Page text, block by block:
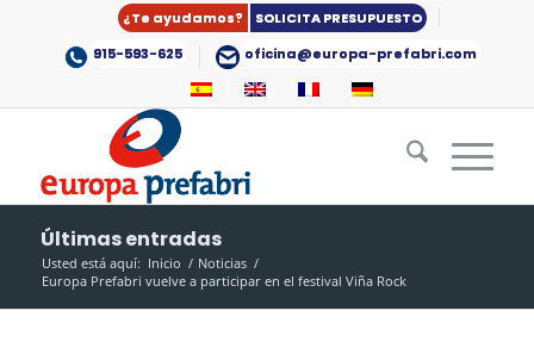
¿Te ayudamos?
SOLICITA PRESUPUESTO
915-593-625
oficina@europa-prefabri.com
Últimas entradas
Usted está aquí: Inicio / Noticias /
Europa Prefabri vuelve a participar en el festival Viña Rock